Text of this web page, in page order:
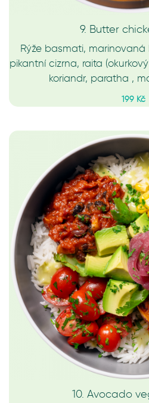
9. Butter
Rýže basmati, marinovaná
pikantní cizrna, raita
koriandr, paratha ,
199 Kč
10. Avocado